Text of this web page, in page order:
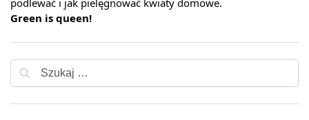
podlewać i jak pielęgnować kwiaty domowe.
Green is queen!